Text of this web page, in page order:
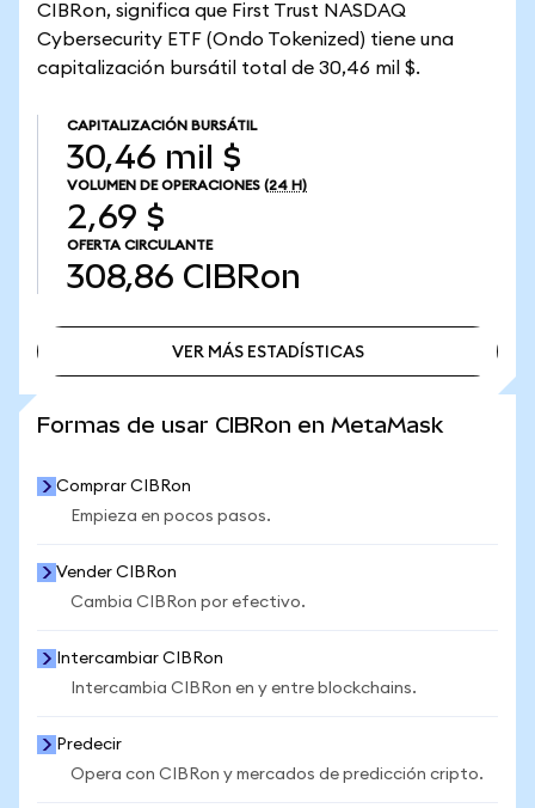
CIBRon, significa que First Trust NASDAQ
Cybersecurity ETF (Ondo Tokenized) tiene una
capitalización bursátil total de 30,46 mil $.
CAPITALIZACIÓN BURSÁTIL
30,46 mil $
VOLUMEN DE OPERACIONES (24 H)
2,69 $
OFERTA CIRCULANTE
308,86 CIBRon
VER MÁS ESTADÍSTICAS
Formas de usar CIBRon en MetaMask
Comprar CIBRon
Empieza en pocos pasos.
Vender CIBRon
Cambia CIBRon por efectivo.
Intercambiar CIBRon
Intercambia CIBRon en y entre blockchains.
Predecir
Opera con CIBRon y mercados de predicción cripto.